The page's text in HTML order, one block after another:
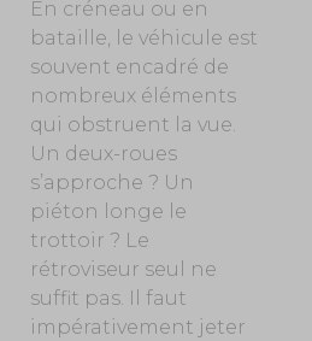
En créneau ou en
bataille, le véhicule est
souvent encadré de
nombreux éléments
qui obstruent la vue.
Un deux-roues
s’approche ? Un
piéton longe le
trottoir ? Le
rétroviseur seul ne
suffit pas. Il faut
impérativement jeter